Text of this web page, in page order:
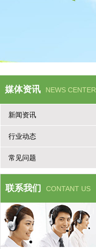
媒体资讯 NEWS CENTER
新闻资讯
行业动态
常见问题
联系我们 CONTANT US